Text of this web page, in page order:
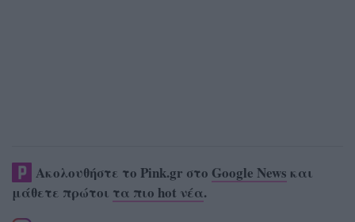
Ακολουθήστε το Pink.gr στο Google News και
μάθετε πρώτοι τα πιο hot νέα.